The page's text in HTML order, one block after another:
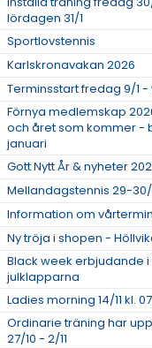
lördagen 31/1
Sportlovstennis
Karlskronavakan 2026
Terminsstart fredag 9/1
Förnya medlemskap
och året som kommer -
januari
Gott Nytt År & nyheter
Mellandagstennis 29-
Information om
Ny tröja i shopen -
Black week erbjudande
julklapparna
Ladies morning 14/11 kl.
Ordinarie träning har
27/10 - 2/11